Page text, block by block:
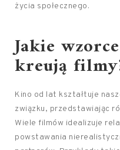
życia społecznego.
Jakie
kreują
Kino od lat kształtuje
związku, przedstawiając
Wiele filmów idealizuje
powstawania